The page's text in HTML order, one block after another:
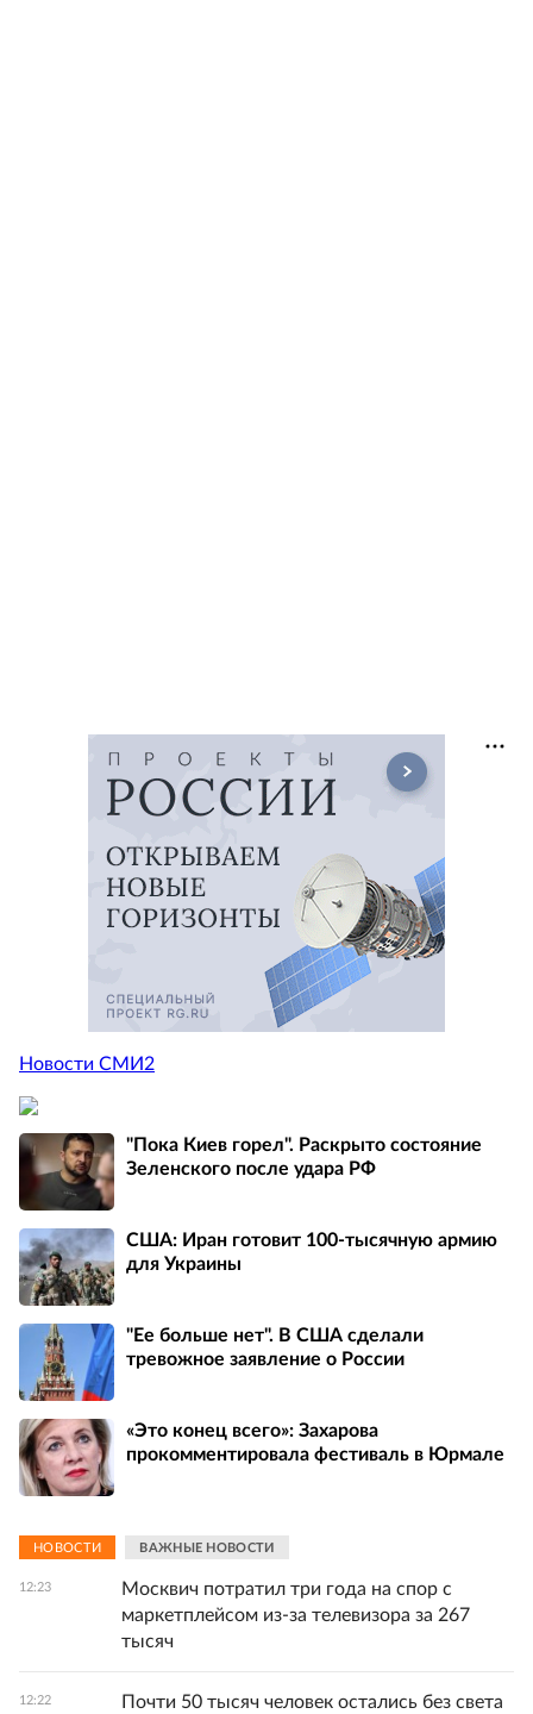
Новости СМИ2
"Пока Киев горел". Раскрыто состояние
Зеленского после удара РФ
США: Иран готовит 100-тысячную армию
для Украины
"Ее больше нет". В США сделали
тревожное заявление о России
«Это конец всего»: Захарова
прокомментировала фестиваль в Юрмале
НОВОСТИ ВАЖНЫЕ НОВОСТИ
12:23
Москвич потратил три года на спор с
маркетплейсом из-за телевизора за 267
тысяч
12:22
Почти 50 тысяч человек остались без света